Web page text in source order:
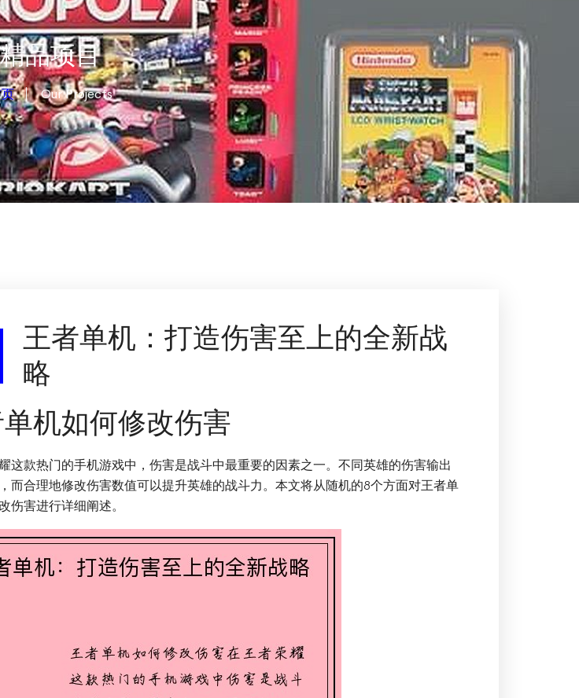
精品项目
Our Projects
王者单机：打造伤害至上的全新战
略
机如何修改伤害
这款热门的手机游戏中，伤害是战斗中最重要的因素之一。不同英雄的伤害输出
而合理地修改伤害数值可以提升英雄的战斗力。本文将从随机的8个方面对王者单
伤害进行详细阐述。